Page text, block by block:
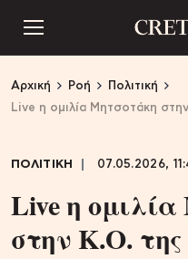
Αρχική Ροή
Πολιτική
Live η ομιλία Μητσοτάκη
ΠΟΛΙΤΙΚΗ 07.05.2026,
Live η
στην Κ.Ο.